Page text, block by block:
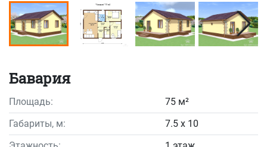
Бавария
Площадь:
75 м²
Габариты, м:
7.5 x 10